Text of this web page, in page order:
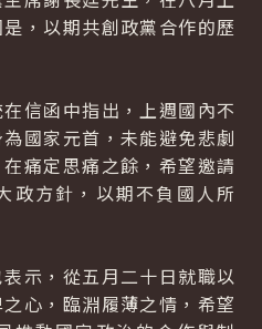
，以期共創政黨合作的歷
信函中指出，上週國內不
國家元首，未能避免悲劇
痛定思痛之餘，希望邀請
政方針，以期不負國人所
示，從五月二十日就職以
心，臨淵履薄之情，希望